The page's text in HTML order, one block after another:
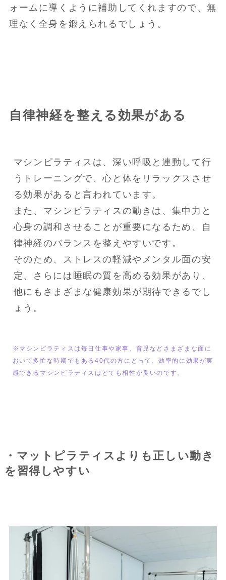
ォームに導くように補助してくれますので、無
理なく全身を鍛えられるでしょう。
自律神経を整える効果がある
マシンピラティスは、深い呼吸と連動して行
うトレーニングで、心と体をリラックスさせ
る効果があると言われています。
また、マシンピラティスの動きは、集中力と
心身の調和させることが重要になるため、自
律神経のバランスを整えやすいです。
そのため、ストレスの軽減やメンタル面の安
定、さらには睡眠の質を高める効果があり、
他にもさまざまな健康効果が期待できるでし
ょう。
※マシンピラティスは毎日仕事や家事、育児などさまざまな面に
おいて多忙な時期でもある40代の方にとって、効率的に効果が実
感できるマシンピラティスはとても相性が良いのです。
・マットピラティスよりも正しい動き
を習得しやすい